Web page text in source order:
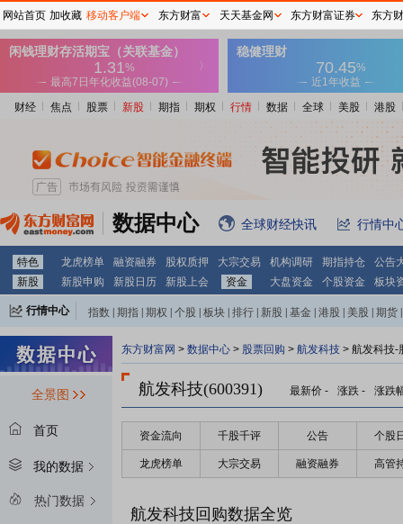
财经 焦点 股票 新股 期指 期权 行情 数据 全球 美股 港股
数据中心 全球财经快讯 行情中
特色 龙虎榜单 融资融券 股权质押 大宗交易 机构调研 期指持仓
公告
新股
新股申购 新股日历 新股上会 资金 大盘资金 个股资金 板块
行情中心 指数 期指 期权 个股 板块 排行 新股 基金 港股 美股 期货
全景图
首页
我的数据
热门数据
东方财富网 > 数据中心 > 股票回购 > 航发科技 > 航发科技-
航发科技(600391) 最新价 - 涨跌 - 涨跌
资金流向 千股千评 公告 个股
龙虎榜单 大宗交易 融资融券 高管
航发科技回购数据全览
网站首页 加收藏 移动客户端 东方财富 天天基金网 东方财富证券 东方